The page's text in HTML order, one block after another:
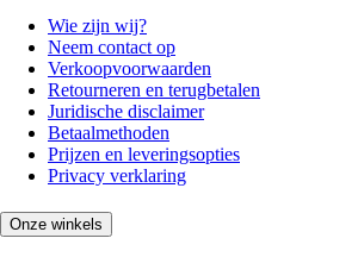
Wie zijn wij?
Neem contact op
Verkoopvoorwaarden
Retourneren en terugbetalen
Juridische disclaimer
Betaalmethoden
Prijzen en leveringsopties
Privacy verklaring
Onze winkels